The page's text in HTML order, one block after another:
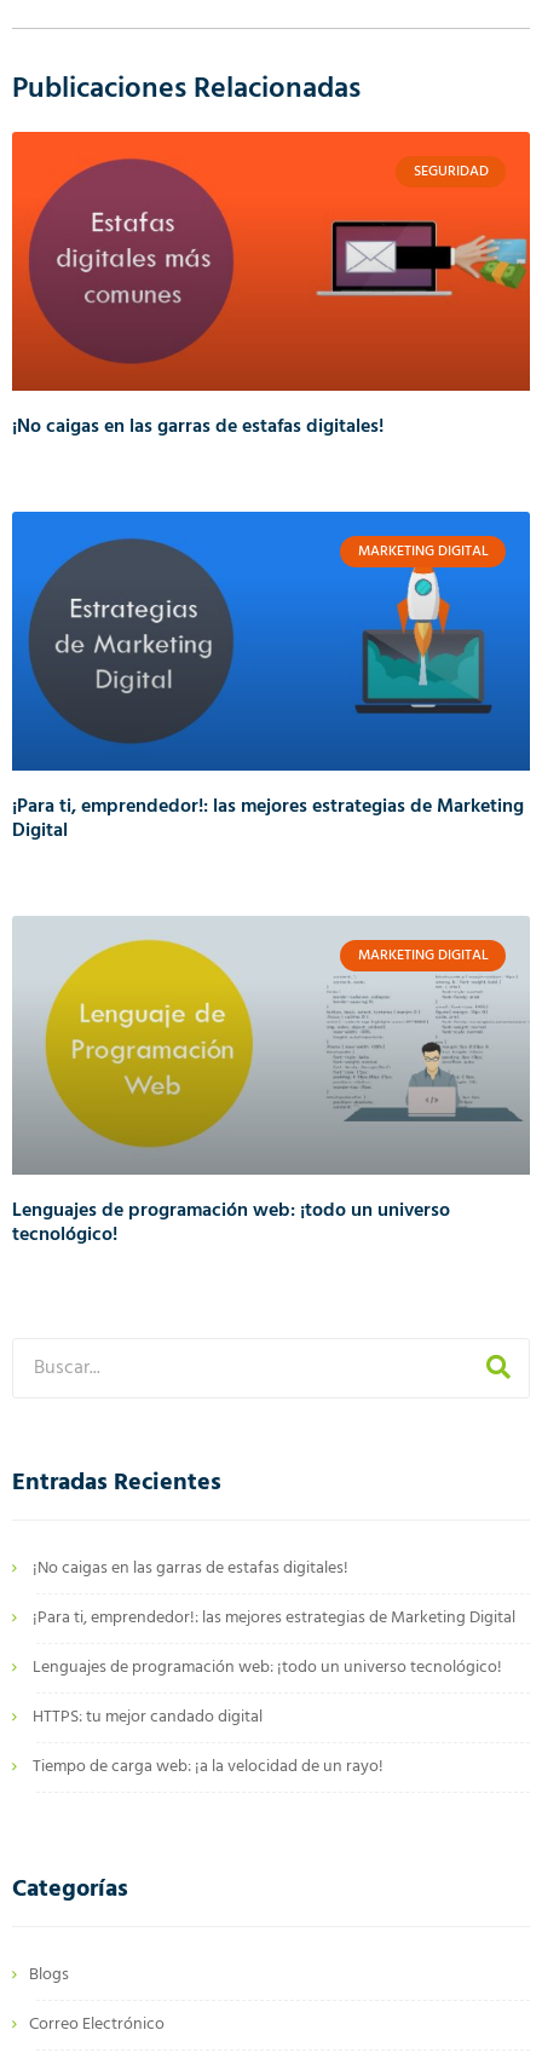
Publicaciones Relacionadas
SEGURIDAD
¡No caigas en las garras de estafas digitales!
MARKETING DIGITAL
¡Para ti, emprendedor!: las mejores estrategias de Marketing
Digital
MARKETING DIGITAL
Lenguajes de programación web: ¡todo un universo
tecnológico!
Entradas Recientes
¡No caigas en las garras de estafas digitales!
¡Para ti, emprendedor!: las mejores estrategias de Marketing Digital
Lenguajes de programación web: ¡todo un universo tecnológico!
HTTPS: tu mejor candado digital
Tiempo de carga web: ¡a la velocidad de un rayo!
Categorías
Blogs
Correo Electrónico